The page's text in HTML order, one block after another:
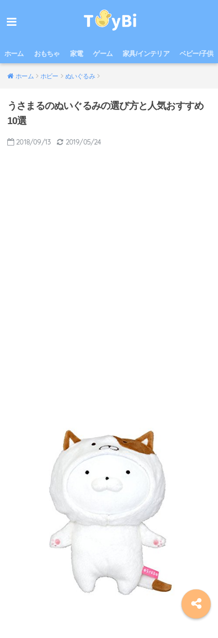
ホーム おもちゃ 家電 ゲーム 家具/インテリア ベビー/子供
ホーム ホビー ぬいぐるみ
うさまるのぬいぐるみの選び方と人気おすすめ
10選
2018/09/13 2019/05/24